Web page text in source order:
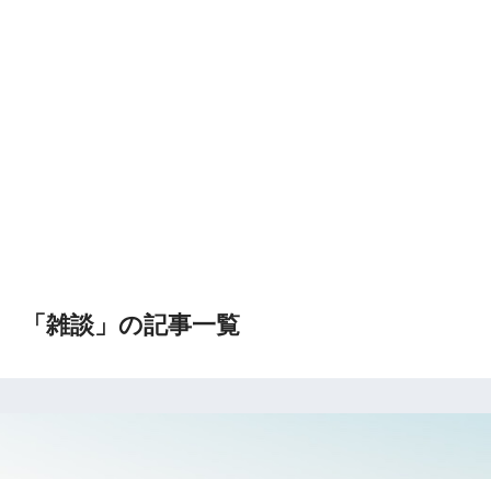
「雑談」の記事一覧